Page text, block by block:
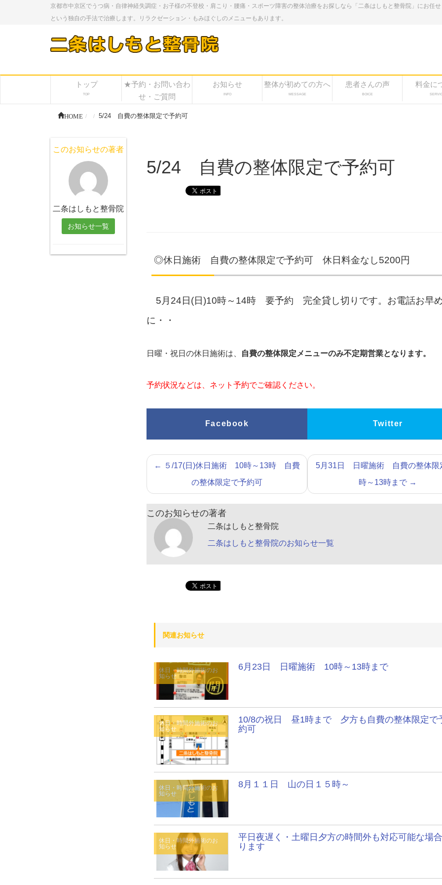
京都市中京区でうつ病・自律神経失調症・お子様の不登校・肩こり・腰痛・スポーツ障害の整体治療をお探しなら「二条はしもと整骨院」にお任
という独自の手法で治療します。リラクゼーション・もみほぐしのメニューもあります。
トップ
TOP
★予約・お問い合わ
せ・ご質問
お知らせ
INFO
整体が初めての方へ
MESSAGE
患者さんの声
BOICE
料金に
HOME 5/24 自費の整体限定で予約可
5/24 自費の整体限定で予約可
◎休日施術 自費の整体限定で予約可 休日料金なし5200円
5月24日(日)10時～14時 要予約 完全貸し切りです。お電話お早
に・・
日曜・祝日の休日施術は、 自費の整体限定メニューのみ不定期営業となります。
予約状況などは、ネット予約でご確認ください。
Facebook Twitter
←
５/17(日)休日施術 10時～13時 自費
の整体限定で予約可
5月31日 日曜施術 自費の整体
時～13時まで →
このお知らせの著者
二条はしもと整骨院
二条はしもと整骨院のお知らせ一覧
関連お知らせ
休日・時間外施術のお
知らせ
6月23日 日曜施術 10時～13時まで
休日・時間外施術のお
知らせ
10/8の祝日 昼1時まで 夕方も自費の整体限定で
約可
休日・時間外施術のお
知らせ
8月１１日 山の日１５時～
休日・時間外施術のお
知らせ
平日夜遅く・土曜日夕方の時間外も対応可能な場
ります
このお知らせの著者
二条はしもと整骨院
お知らせ一覧